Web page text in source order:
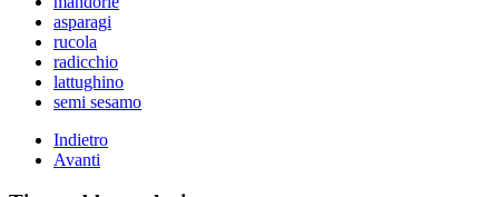
asparagi
rucola
radicchio
lattughino
semi sesamo
Indietro
Avanti